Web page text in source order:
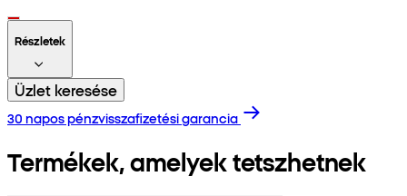
Részletek
Üzlet keresése
30 napos pénzvisszafizetési garancia
Termékek, amelyek tetszhetnek